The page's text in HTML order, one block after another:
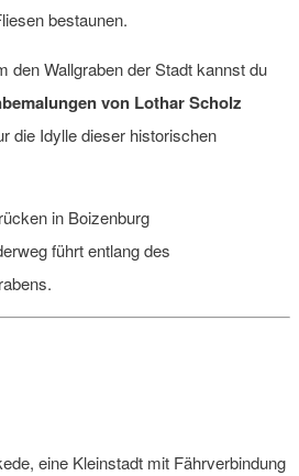
bestaunen.
den Wallgraben der Stadt kannst du
von Lothar Scholz
die Idylle dieser historischen
führt entlang des
eine Kleinstadt mit Fährverbindung